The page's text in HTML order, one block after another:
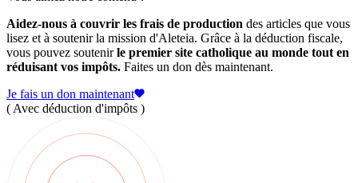
Aidez-nous à couvrir les frais de production des articles que vous
lisez et à soutenir la mission d'Aleteia. Grâce à la déduction fiscale,
vous pouvez soutenirle premier site catholique au monde tout en
réduisant vos impôts. Faites un don dès maintenant.
Je fais un don maintenant
( Avec déduction d'impôts )